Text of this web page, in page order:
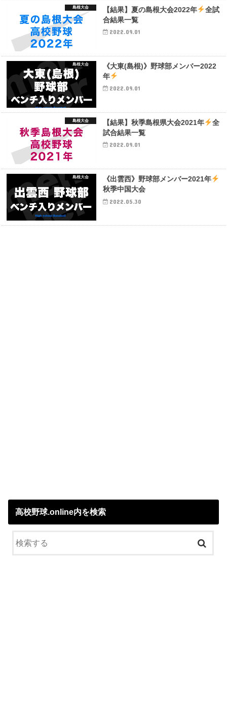
島根大会 【結果】夏の島根大会2022年
全試
合結果一覧
2022.09.01
島根大会
《大東(島根)》野球部メンバー2022
年
2022.09.01
島根大会 【結果】秋季島根県大会2021年
全
試合結果一覧
2022.09.01
島根大会
《出雲西》野球部メンバー2021年
秋季中国大会
2022.05.30
高校野球.online内を検索